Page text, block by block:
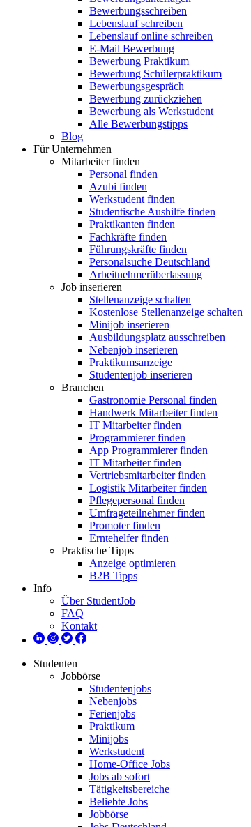
Bewerbungsschreiben
Lebenslauf schreiben
Lebenslauf online schreiben
E-Mail Bewerbung
Bewerbung Praktikum
Bewerbung Schülerpraktikum
Bewerbungsgespräch
Bewerbung zurückziehen
Bewerbung als Werkstudent
Alle Bewerbungstipps
Blog
Für Unternehmen
Mitarbeiter finden
Personal finden
Azubi finden
Werkstudent finden
Studentische Aushilfe finden
Praktikanten finden
Fachkräfte finden
Führungskräfte finden
Personalsuche Deutschland
Arbeitnehmerüberlassung
Job inserieren
Stellenanzeige schalten
Kostenlose Stellenanzeige schalten
Minijob inserieren
Ausbildungsplatz ausschreiben
Nebenjob inserieren
Praktikumsanzeige
Studentenjob inserieren
Branchen
Gastronomie Personal finden
Handwerk Mitarbeiter finden
IT Mitarbeiter finden
Programmierer finden
App Programmierer finden
IT Mitarbeiter finden
Vertriebsmitarbeiter finden
Logistik Mitarbeiter finden
Pflegepersonal finden
Umfrageteilnehmer finden
Promoter finden
Erntehelfer finden
Praktische Tipps
Anzeige optimieren
B2B Tipps
Info
Über StudentJob
FAQ
Kontakt
Studenten
Jobbörse
Studentenjobs
Nebenjobs
Ferienjobs
Praktikum
Minijobs
Werkstudent
Home-Office Jobs
Jobs ab sofort
Tätigkeitsbereiche
Beliebte Jobs
Jobbörse